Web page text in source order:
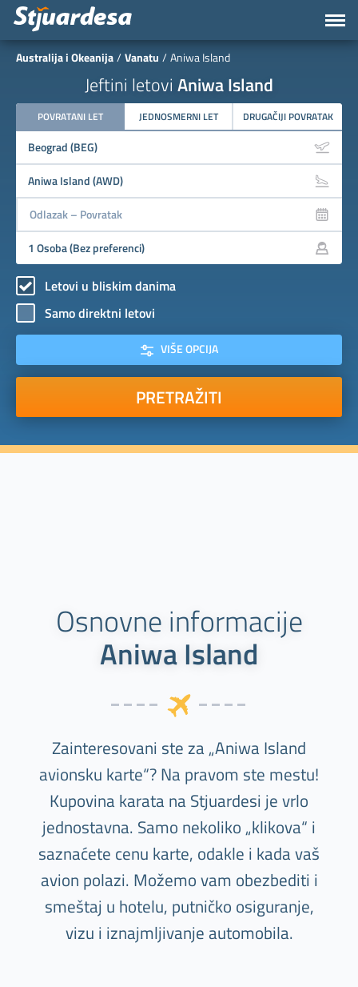
Australija i Okeanija Vanatu Aniwa Island
Jeftini letovi Aniwa Island
POVRATANI LET JEDNOSMERNI LET DRUGAČIJI POVRATAK
Letovi u bliskim danima
Samo direktni letovi
VIŠE OPCIJA
PRETRAŽITI
Osnovne informacije
Aniwa Island
Zainteresovani ste za „Aniwa Island
avionsku karte“? Na pravom ste mestu!
Kupovina karata na Stjuardesi je vrlo
jednostavna. Samo nekoliko „klikova“ i
saznaćete cenu karte, odakle i kada vaš
avion polazi. Možemo vam obezbediti i
smeštaj u hotelu, putničko osiguranje,
vizu i iznajmljivanje automobila.